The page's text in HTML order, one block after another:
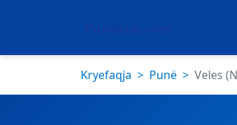
Kryefaqja Punë Veles